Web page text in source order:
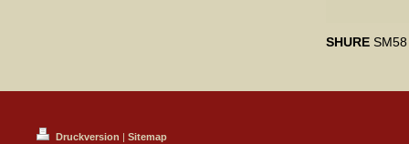
SHURE SM58
Druckversion | Sitemap